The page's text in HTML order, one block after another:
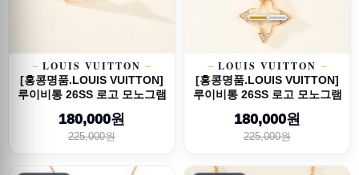
LOUIS VUITTON
[홍콩명품.LOUIS VUITTON]
루이비통 26SS 로고 모노그램
180,000원
225,000원
LOUIS VUITTON
[홍콩명품.LOUIS VUITTON]
루이비통 26SS 로고 모노그램
180,000원
225,000원